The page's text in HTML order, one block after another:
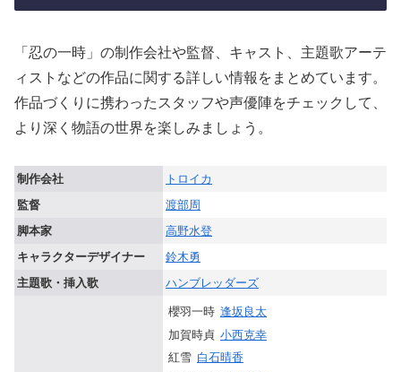
「忍の一時」の制作会社や監督、キャスト、主題歌アーテ
ィストなどの作品に関する詳しい情報をまとめています。
作品づくりに携わったスタッフや声優陣をチェックして、
より深く物語の世界を楽しみましょう。
制作会社
トロイカ
監督
渡部周
脚本家
高野水登
キャラクターデザイナー
鈴木勇
主題歌・挿入歌
ハンブレッダーズ
櫻羽一時 逢坂良太
加賀時貞 小西克幸
紅雪 白石晴香